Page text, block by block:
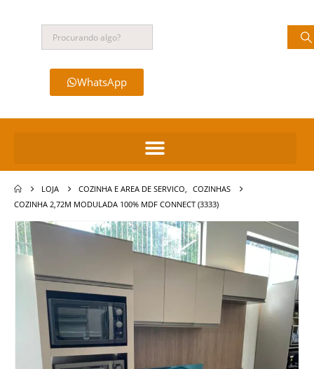
WhatsApp
LOJA COZINHA E AREA DE SERVICO
COZINHAS
COZINHA 2,72M MODULADA 100% MDF CONNECT (3333)